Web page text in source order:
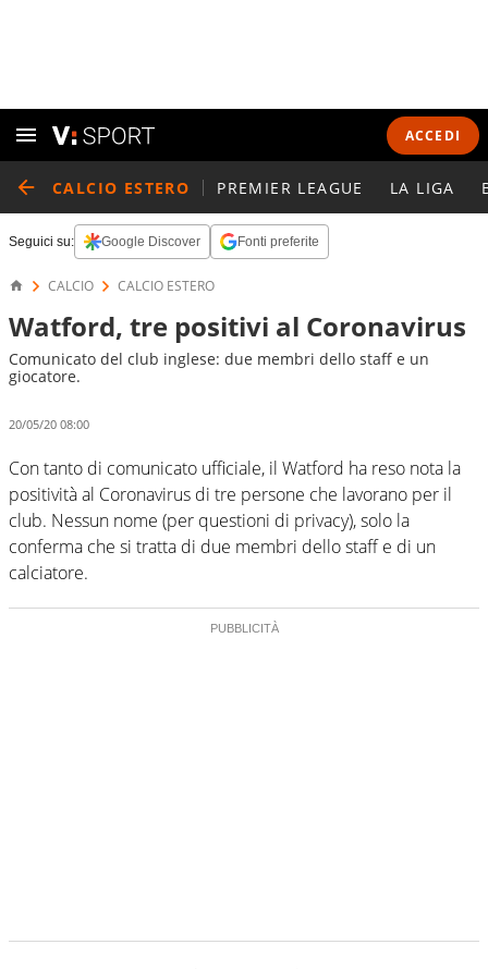
ACCEDI
CALCIO ESTERO PREMIER LEAGUE LA LIGA
Seguici su: Google Discover Fonti preferite
CALCIO CALCIO ESTERO
Watford, tre positivi al Coronavirus
Comunicato del club inglese: due membri dello staff e un
giocatore.
20/05/20 08:00
Con tanto di comunicato ufficiale, il Watford ha reso nota la
positività al Coronavirus di tre persone che lavorano per il
club. Nessun nome (per questioni di privacy), solo la
conferma che si tratta di due membri dello staff e di un
calciatore.